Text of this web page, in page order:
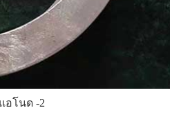
อโนด -2